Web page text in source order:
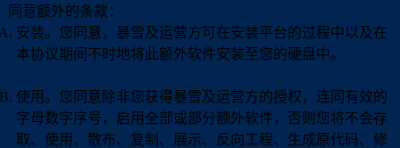
同意额外的条款：
安装。您同意，暴雪及运营方可在安装平台的过程中以及在
本协议期间不时地将此额外软件安装至您的硬盘中。
使用。您同意除非您获得暴雪及运营方的授权，连同有效的
字母数字序号，启用全部或部分额外软件，否则您将不会存
取、使用、散布、复制、展示、反向工程、生成原代码、修